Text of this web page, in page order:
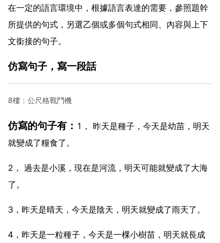
在一定的語言環境中，根據語言表達的需要，參照題幹
所提供的句式，另選乙個或多個句式相同、內容與上下
文銜接的句子。
仿寫句子，寫一段話
8樓：公尺格戰鬥機
仿寫的句子有： 1， 昨天是種子，今天是幼苗，明天
就變成了糧食了。
2， 過去是小溪，現在是河流，明天可能就變成了大海
了。
3，昨天是晴天，今天是陰天，明天就變成了雨天了。
4，昨天是一粒種子，今天是一棵小樹苗，明天就長成